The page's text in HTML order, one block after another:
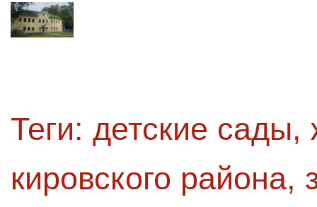
Теги: детские сады,
кировского района,